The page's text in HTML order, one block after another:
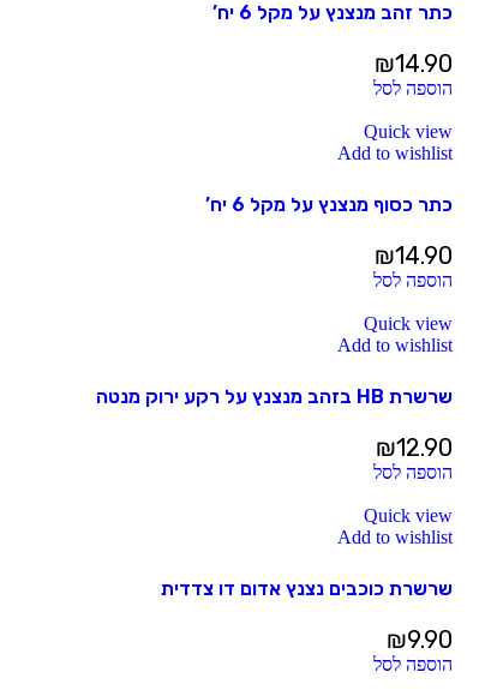
כתר זהב מנצנץ על מקל 6 יח’
₪14.90
הוספה לסל
Quick view
Add to wishlist
כתר כסוף מנצנץ על מקל 6 יח’
₪14.90
הוספה לסל
Quick view
Add to wishlist
שרשרת HB בזהב מנצנץ על רקע ירוק מנטה
₪12.90
הוספה לסל
Quick view
Add to wishlist
שרשרת כוכבים נצנץ אדום דו צדדית
₪9.90
הוספה לסל